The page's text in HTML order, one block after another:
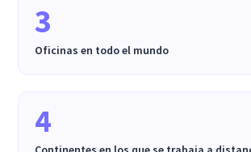
3
Oficinas en todo el mundo
4